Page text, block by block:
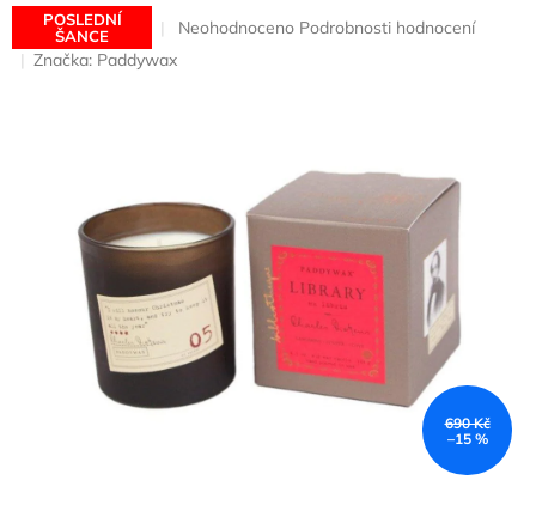
POSLEDNÍ
ŠANCE
Průměrné
Neohodnoceno Podrobnosti hodnocení
Značka: Paddywax
690 Kč
–15 %